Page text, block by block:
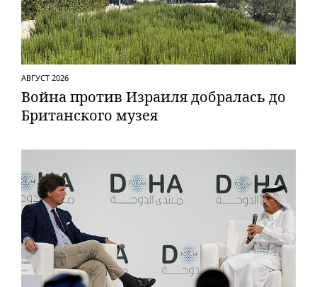
АВГУСТ 2026
Вой­на против Израиля добралась до
Британского музея